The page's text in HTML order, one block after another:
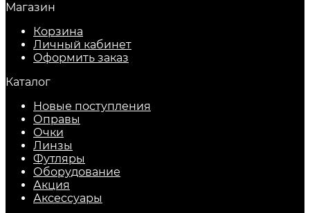
Магазин
Корзина
Личный кабинет
Оформить заказ
Каталог
Новые поступления
Оправы
Очки
Линзы
Футляры
Оборудование
Акция
Аксессуары